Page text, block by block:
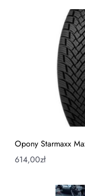
Opony Starmaxx
614,00zł